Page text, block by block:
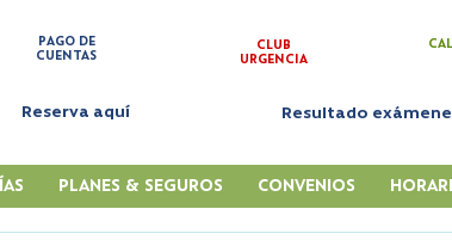
PAGO DE
CUENTAS
Reserva aquí
CLUB
URGENCIA
Resultado
PLANES & SEGUROS CONVENIOS